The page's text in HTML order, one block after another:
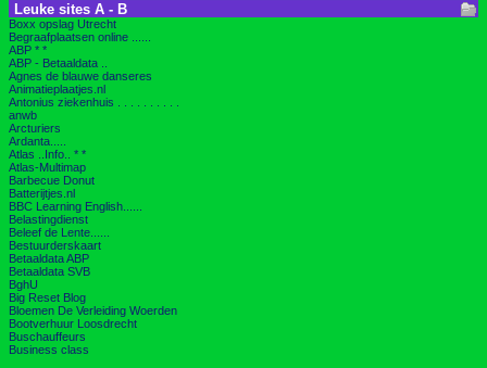
Leuke sites A - B
Boxx opslag Utrecht
Begraafplaatsen online ......
ABP * *
ABP - Betaaldata ..
Agnes de blauwe danseres
Animatieplaatjes.nl
Antonius ziekenhuis . . . . . . . . . .
anwb
Arcturiers
Ardanta.....
Atlas ..Info.. * *
Atlas-Multimap
Barbecue Donut
Batterijtjes.nl
BBC Learning English......
Belastingdienst
Beleef de Lente......
Bestuurderskaart
Betaaldata ABP
Betaaldata SVB
BghU
Big Reset Blog
Bloemen De Verleiding Woerden
Bootverhuur Loosdrecht
Buschauffeurs
Business class